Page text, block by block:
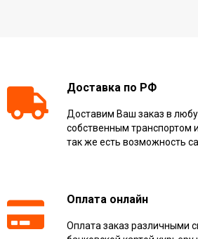
Доставка по РФ
Доставим Ваш заказ в
собственным транспортом
так же есть возможность
Оплата онлайн
Оплата заказ различными